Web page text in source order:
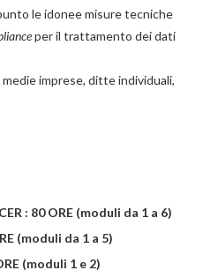
le idonee misure tecniche
per il trattamento dei dati
imprese, ditte individuali,
: 80 ORE (moduli da 1 a 6)
(moduli da 1 a 5)
(moduli 1 e 2)